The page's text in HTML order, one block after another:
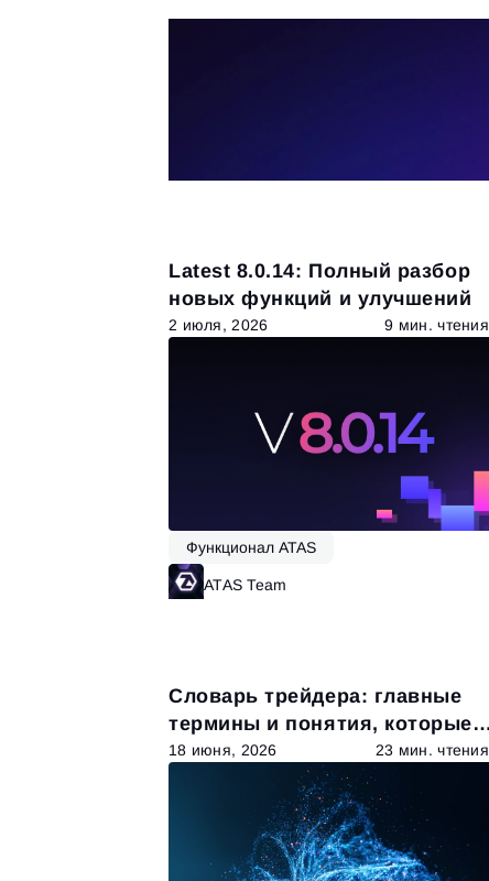
Latest 8.0.14: Полный разбор
новых функций и улучшений
2 июля, 2026 9 мин. чтения
Функционал ATAS
ATAS Team
Словарь трейдера: главные
термины и понятия, которые
нужно знать
18 июня, 2026 23 мин. чтения